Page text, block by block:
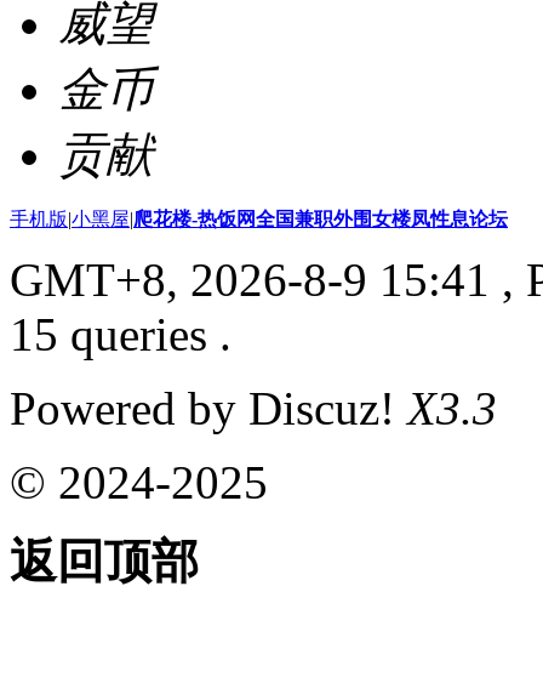
威望
金币
贡献
手机版|小黑屋|爬花楼-热饭网全国兼职外围女楼凤性息论坛
GMT+8, 2026-8-9 15:41 ,
15 queries .
Powered by Discuz!X3.3
© 2024-2025
返回顶部